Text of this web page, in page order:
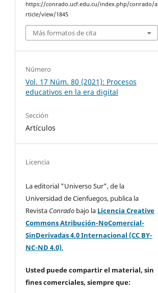
https://conrado.ucf.edu.cu/index.php/conrado/a
rticle/view/1845
Más formatos de cita
Número
Vol. 17 Núm. 80 (2021): Procesos
educativos en la era digital
Sección
Artículos
Licencia
La editorial "Universo Sur", de la
Universidad de Cienfuegos, publica la
Revista Conrado bajo la Licencia Creative
Commons Atribución-NoComercial-
SinDerivadas 4.0 Internacional (CC BY-
NC-ND 4.0).
Usted puede compartir el material, sin
fines comerciales, siempre que: